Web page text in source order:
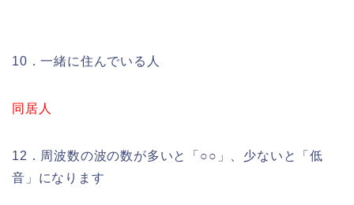
10．一緒に住んでいる人
同居人
12．周波数の波の数が多いと「○○」、少ないと「低
音」になります